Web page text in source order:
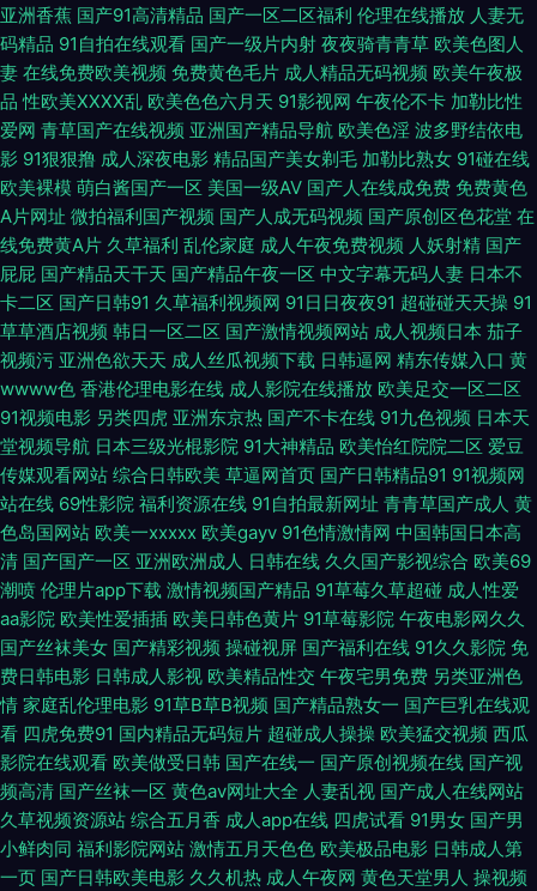
频 黑人妖肏逼 色鬼綜合爽爽 91熟女视频播放 韩国日本欧美国产 亚洲欧洲别
类日本 91视频新地址 精品福利视频92 婷婷五月亚洲色图 超碰92 91不卡在
线看 自拍九区 91中文娱乐网 女同网站在线免费观看 91精品178页 亚洲色呦
呦 午夜色网站 91色黑人在线播放 久久国产精品国语对白 亚洲先锋电影 福利
视频99网 日韩三级在线资源 91视频免费看网站 九色自拍网 99久久国产免费
观 美欧韩一三区 91C在线观看视频 俺去也色 久久人妻国内精品 少妇一线天
丝袜足交 A片色图 97re在线 91蜜桃传媒一区 91亚洲熟女 九草一区 欧美在线
cd人妖视频 91涩涩大片 激情福利AV 婷婷五月影院 91网址成人TV 日本高清
在线视频 91黄色视屏 国产精品九九视频 色色日b电影天堂 97福利视频 老牛
福利导航 伊人92 超碰久肏在线 欧美人妖特级电影 91蜜桃R18入口 国产在线
买级一区 香蕉久久影院 91私密 日韩高清无码123 91九色porn蝌科 国产人妖
伪娘磁力链接 婷婷五月亚洲色图 俺去啦俺去撸 欧美性爱亚洲91 91搞熟女 国
产超碰人人肏 先锋成人Av影院 91中文资源视频 久久嫩草精品久久 亚洲在线
福利社女上位 色悠悠桃花综合 91视频回放 国内精品久久高潮 五月天福利网
91主播色 男人天堂AA 91超碰人人澡人人妻 福利视频区 91中文蝌蚪 另类激
亚洲香蕉 国产91高清精品 国产一区二区福利 伦理在线播放 人妻无
码精品 91自拍在线观看 国产一级片内射 夜夜骑青青草 欧美色图人
妻 在线免费欧美视频 免费黄色毛片 成人精品无码视频 欧美午夜极
品 性欧美ⅩⅩⅩⅩ乱 欧美色色六月天 91影视网 午夜伦不卡 加勒比性
爱网 青草国产在线视频 亚洲国产精品导航 欧美色淫 波多野结依电
影 91狠狠撸 成人深夜电影 精品国产美女剃毛 加勒比熟女 91碰在线
欧美裸模 萌白酱国产一区 美国一级AV 国产人在线成免费 免费黄色
A片网址 微拍福利国产视频 国产人成无码视频 国产原创区色花堂 在
线免费黄A片 久草福利 乱伦家庭 成人午夜免费视频 人妖射精 国产
屁屁 国产精品天干天 国产精品午夜一区 中文字幕无码人妻 日本不
卡二区 国产日韩91 久草福利视频网 91日日夜夜91 超碰碰天天操 91
草草酒店视频 韩日一区二区 国产激情视频网站 成人视频日本 茄子
视频污 亚洲色欲天天 成人丝瓜视频下载 日韩逼网 精东传媒入口 黄
wwww色 香港伦理电影在线 成人影院在线播放 欧美足交一区二区
91视频电影 另类四虎 亚洲东京热 国产不卡在线 91九色视频 日本天
堂视频导航 日本三级光棍影院 91大神精品 欧美怡红院院二区 爱豆
传媒观看网站 综合日韩欧美 草逼网首页 国产日韩精品91 91视频网
站在线 69性影院 福利资源在线 91自拍最新网址 青青草国产成人 黄
色岛国网站 欧美一xxxxx 欧美gayv 91色情激情网 中国韩国日本高
清 国产国产一区 亚洲欧洲成人 日韩在线 久久国产影视综合 欧美69
潮喷 伦理片app下载 激情视频国产精品 91草莓久草超碰 成人性爱
aa影院 欧美性爱插插 欧美日韩色黄片 91草莓影院 午夜电影网久久
国产丝袜美女 国产精彩视频 操碰视屏 国产福利在线 91久久影院 免
费日韩电影 日韩成人影视 欧美精品性交 午夜宅男免费 另类亚洲色
情 家庭乱伦理电影 91草B草B视频 国产精品熟女一 国产巨乳在线观
看 四虎免费91 国内精品无码短片 超碰成人操操 欧美猛交视频 西瓜
影院在线观看 欧美做受日韩 国产在线一 国产原创视频在线 国产视
频高清 国产丝袜一区 黄色av网址大全 人妻乱视 国产成人在线网站
久草视频资源站 综合五月香 成人app在线 四虎试看 91男女 国产男
小鲜肉同 福利影院网站 激情五月天色色 欧美极品电影 日韩成人第
一页 国产日韩欧美电影 久久机热 成人午夜网 黄色天堂男人 操视频